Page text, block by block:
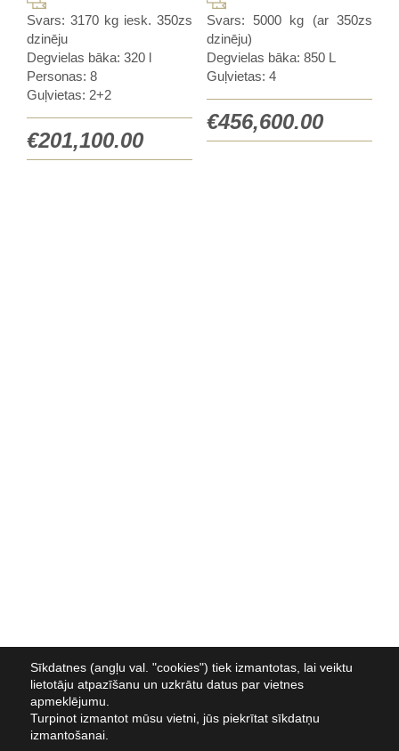
Svars: 3170 kg iesk. 350zs
dzinēju
Degvielas bāka: 320 l
Personas: 8
Guļvietas: 2+2
€201,100.00
Svars: 5000 kg (ar 350zs
dzinēju)
Degvielas bāka: 850 L
Guļvietas: 4
€456,600.00
Sīkdatnes (angļu val. "cookies") tiek izmantotas, lai veiktu
lietotāju atpazīšanu un uzkrātu datus par vietnes
apmeklējumu.
Turpinot izmantot mūsu vietni, jūs piekrītat sīkdatņu
izmantošanai.